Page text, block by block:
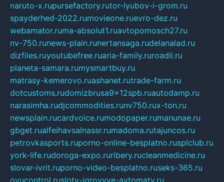
naruto-x.rupursefactory.rutor-lyubov-i-grom.ru
spayderhed-2022.rumovieone.ruevro-dez.ru
webamator.ruma-absolut1.ruavtopomosch27.ru
nv-750.runews-plain.runertansaga.rudelanalad.ru
dizfiles.ruyoutubefree.ruaria-family.ruroadli.ru
planeta-samara.rumysmartbuy.ru
matrasy-kemerovo.ruashanet.rutrade-farm.ru
dotcustoms.rudomizbrusa9x12spb.ruautodamp.ru
narasimha.rudjcommodities.runv750.rux-ton.ru
newsplain.rucardvoice.rumodopaper.rumanunae.ru
gbget.rualfeihavsalnassr.rumadoma.rutajuncos.ru
petrovkasports.ruporno-online-besplatno.rusplclub.ru
york-life.rudoroga-expo.ruribery.rucleanmedicine.ru
slovar-ivrit.ruporno-video-besplatno.ruseks-365.ru